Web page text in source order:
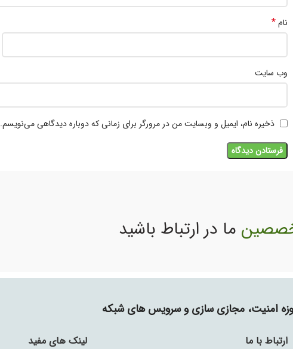
نام*
وب‌ سایت
ذخیره نام، ایمیل و وبسایت من در مرورگر برای زمانی که دوباره دیدگاهی می‌نویسم.
ما در ارتباط باشید
امنیت، مجازی سازی و سرویس های شبکه
ارتباط با ما لینک های مفید